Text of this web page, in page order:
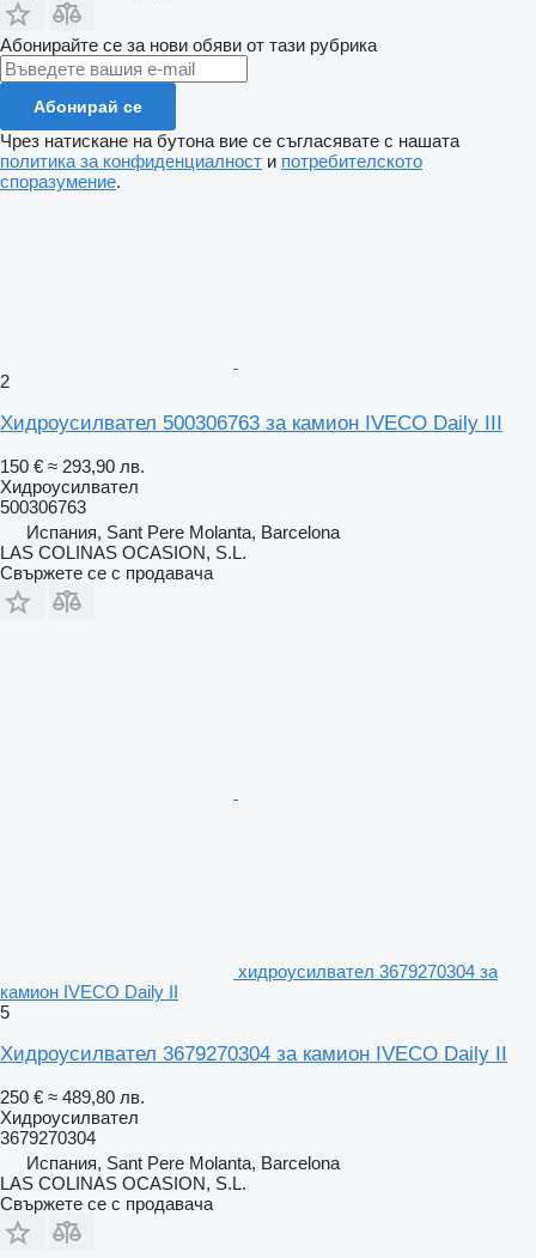
Абонирайте се за нови обяви от тази рубрика
Абонирай се
Чрез натискане на бутона вие се съгласявате с нашата
политика за конфиденциалност и потребителското
споразумение.
2
Хидроусилвател 500306763 за камион IVECO Daily III
150 € ≈ 293,90 лв.
Хидроусилвател
500306763
Испания, Sant Pere Molanta, Barcelona
LAS COLINAS OCASION, S.L.
Свържете се с продавача
хидроусилвател 3679270304 за
камион IVECO Daily II
5
Хидроусилвател 3679270304 за камион IVECO Daily II
250 € ≈ 489,80 лв.
Хидроусилвател
3679270304
Испания, Sant Pere Molanta, Barcelona
LAS COLINAS OCASION, S.L.
Свържете се с продавача